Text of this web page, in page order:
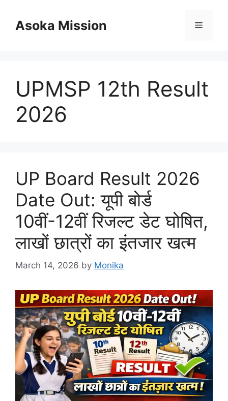
contentAsoka Mission Menu
UPMSP 12th Result
2026
UP Board Result 2026
Date Out: यूपी बोर्ड
10वीं-12वीं रिजल्ट डेट घोषित,
लाखों छात्रों का इंतजार खत्म
March 14, 2026 by Monika